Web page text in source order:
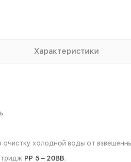
Характеристики
холодной воды от
РР 5 – 20ВВ.